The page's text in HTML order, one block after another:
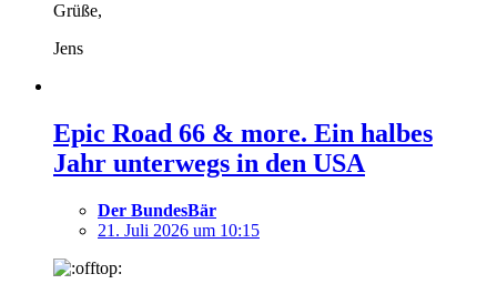
Grüße,
Jens
Epic Road 66 & more. Ein halbes
Jahr unterwegs in den USA
Der BundesBär
21. Juli 2026 um 10:15